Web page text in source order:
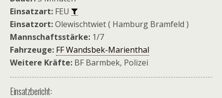
Einsatzart: FEU
Einsatzort:Olewischtwiet ( Hamburg Bramfeld )
Mannschaftsstärke: 1/7
Fahrzeuge: FF Wandsbek-Marienthal
Weitere Kräfte: BF Barmbek, Polizei
Einsatzbericht: